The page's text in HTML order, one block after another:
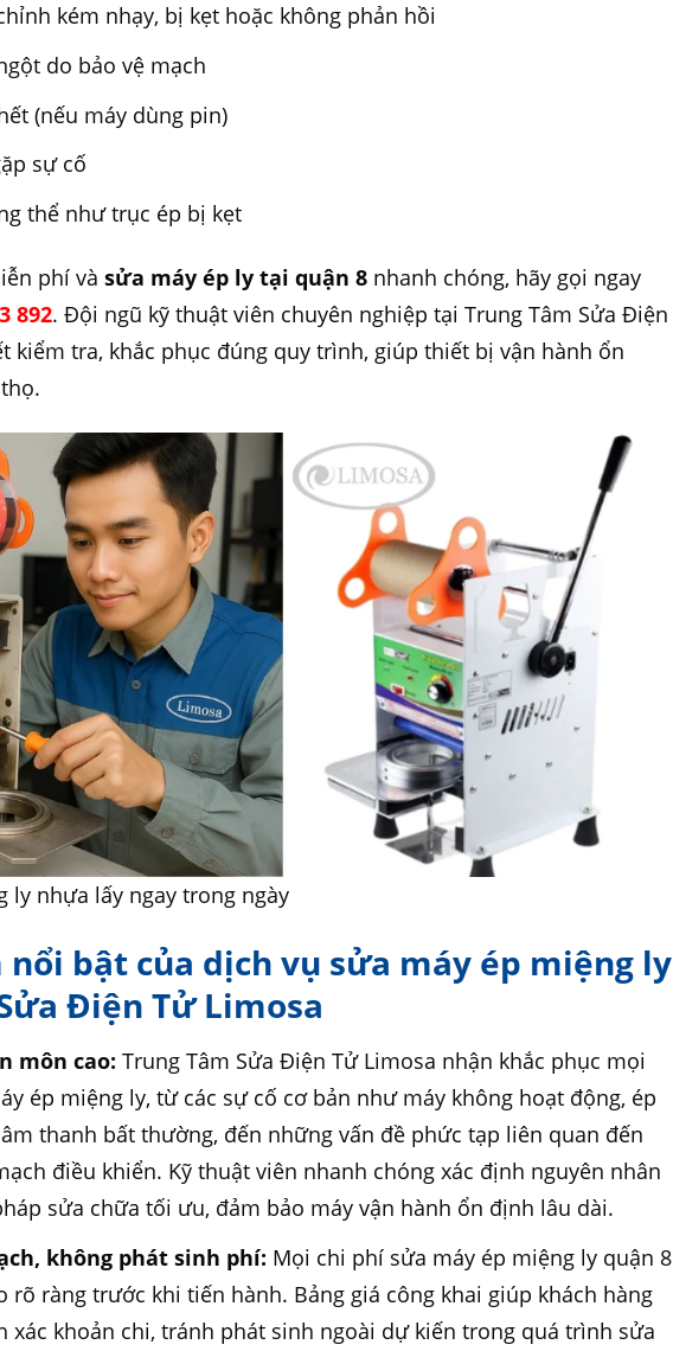
kém nhạy, bị kẹt hoặc không phản hồi
do bảo vệ mạch
(nếu máy dùng pin)
sự cố
thể như trục ép bị kẹt
phí vàsửa máy ép ly tại quận 8 nhanh chóng, hãy gọi ngay
892. Đội ngũ kỹ thuật viên chuyên nghiệp tại Trung Tâm Sửa Điện
kiểm tra, khắc phục đúng quy trình, giúp thiết bị vận hành ổn
ly nhựa lấy ngay trong ngày
nổi bật của dịch vụ sửa máy ép miệng ly
Điện Tử Limosa
môn cao: Trung Tâm Sửa Điện Tử Limosa nhận khắc phục mọi
ép miệng ly, từ các sự cố cơ bản như máy không hoạt động, ép
thanh bất thường, đến những vấn đề phức tạp liên quan đến
điều khiển. Kỹ thuật viên nhanh chóng xác định nguyên nhân
sửa chữa tối ưu, đảm bảo máy vận hành ổn định lâu dài.
không phát sinh phí: Mọi chi phí sửa máy ép miệng ly quận 8
rõ ràng trước khi tiến hành. Bảng giá công khai giúp khách hàng
xác khoản chi, tránh phát sinh ngoài dự kiến trong quá trình sửa